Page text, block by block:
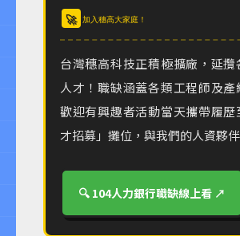
🚀 加入穗高大家庭！
台灣穗高科技正積極擴廠，延攬
人才！職缺涵蓋各類工程師及產
歡迎有興趣者活動當天攜帶履歷
才招募」攤位，與我們的人資夥
🔍 104人力銀行職缺線上看 ↗